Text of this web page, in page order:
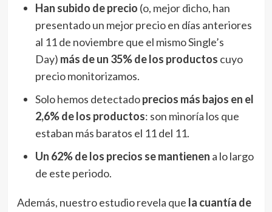
Han subido de precio (o, mejor dicho, han
presentado un mejor precio en días anteriores
al 11 de noviembre que el mismo Single’s
Day) más de un 35% de los productos cuyo
precio monitorizamos.
Solo hemos detectadoprecios más bajos en el
2,6% de los productos: son minoría los que
estaban más baratos el 11 del 11.
Un 62% de los precios se mantienen a lo largo
de este periodo.
Además, nuestro estudio revela que la cuantía de